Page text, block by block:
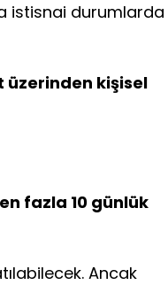
istisnai durumlarda
kişisel
fazla 10 günlük
Ancak